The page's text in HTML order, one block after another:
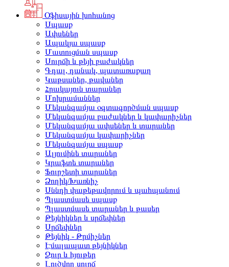
Օֆիսային խոհանոց
Սպասք
Ափսեներ
Ապակյա սպասք
Մատուցման սպասք
Սուրճի և թեյի բաժակներ
Գդալ, դանակ, պատառաքաղ
Կաթսաներ, թավաներ
Հրակայուն տարաներ
Մոխրամաններ
Մեկանգամյա օգտագործման սպասք
Մեկանգամյա բաժակներ և կափարիչներ
Մեկանգամյա ափսեներ և տարաներ
Մեկանգամյա կափարիչներ
Մեկանգամյա սպասք
Ալյումինե տարաներ
Կրաֆտե տարաներ
Ֆուրշետի տարաներ
Ձողիկ/Խառնիչ
Սննդի փաթեթավորում և պահպանում
Պլաստմասե սպասք
Պլաստմասե տարաներ և թասեր
Թեյնիկներ և սրճեփներ
Սրճեփներ
Թեյնիկ - Թրմիչներ
Էմալապատ թեյնիկներ
Ջուր և հյութեր
Լուծվող սուրճ